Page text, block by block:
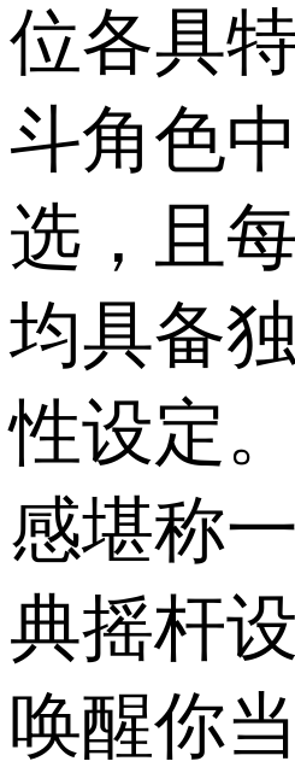
位各具
斗角色
选，且
均具备
性设定
感堪称
典摇杆
唤醒你